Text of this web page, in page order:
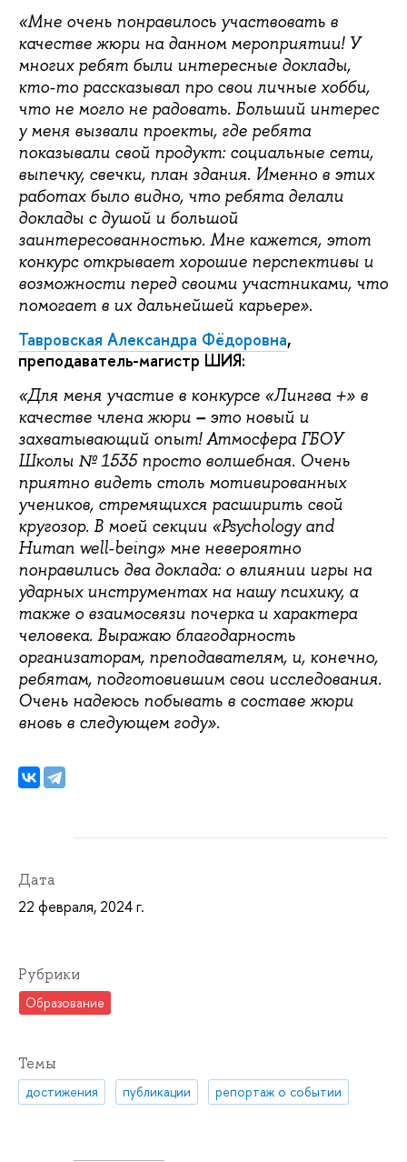
«Мне очень понравилось участвовать в
качестве жюри на данном мероприятии! У
многих ребят были интересные доклады,
кто-то рассказывал про свои личные хобби,
что не могло не радовать. Больший интерес
у меня вызвали проекты, где ребята
показывали свой продукт: социальные сети,
выпечку, свечки, план здания. Именно в этих
работах было видно, что ребята делали
доклады с душой и большой
заинтересованностью. Мне кажется, этот
конкурс открывает хорошие перспективы и
возможности перед своими участниками, что
помогает в их дальнейшей карьере».
Тавровская Александра Фёдоровна,
преподаватель-магистр ШИЯ:
«Для меня участие в конкурсе «Лингва +» в
качестве члена жюри –это новый и
захватывающий опыт! Атмосфера ГБОУ
Школы № 1535 просто волшебная. Очень
приятно видеть столь мотивированных
учеников, стремящихся расширить свой
кругозор. В моей секции «Psychologyand
Human well-being» мне невероятно
понравились два доклада: о влиянии игры на
ударных инструментах на нашу психику, а
также о взаимосвязи почерка и характера
человека. Выражаю благодарность
организаторам, преподавателям, и, конечно,
ребятам, подготовившим свои исследования.
Очень надеюсь побывать в составе жюри
вновь в следующем году».
Дата
22 февраля, 2024 г.
Рубрики
Образование
Темы
достижения публикации репортаж о событии